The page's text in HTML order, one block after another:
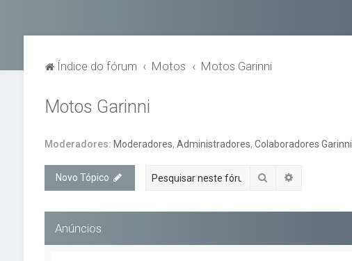
Índice do fórum Motos Motos Garinni
Motos Garinni
Moderadores: Moderadores, Administradores, Colaboradores Garinni
Novo Tópico Pesquisar
Anúncios